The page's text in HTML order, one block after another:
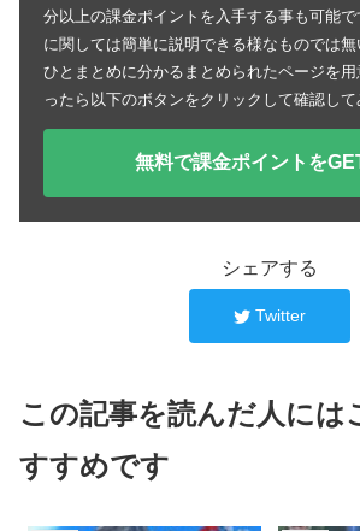
分以上の課金ポイントを入手する事も可能
に関しては簡単に説明できる様なものでは
ひとまとめに分かるまとめられたページを
ったら以下のボタンをクリックして確認して
無料で課金ポイントを
シェアする
Twitter
この記事を読んだ人には
すすめです